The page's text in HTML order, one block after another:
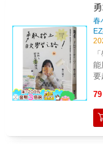
字
量
適當
型
使用
部
す
（
話
己思
表
專
在
用
能
場
食
能
查
況
生
要
3
使
包
的
語
「
遇
日
在
話
會
不
春
能
要
她
陪
79